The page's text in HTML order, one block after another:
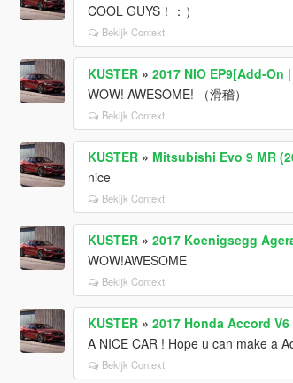
COOL GUYS！：）
Bekijk Context
KUSTER» 2017 NIO EP9[Add-On
WOW! AWESOME! （滑稽）
Bekijk Context
KUSTER» Mitsubishi Evo 9 MR
nice
Bekijk Context
KUSTER» 2017 Koenigsegg
WOW!AWESOME
Bekijk Context
KUSTER» 2017 Honda Accord
A NICE CAR ! Hope u can make a
Bekijk Context